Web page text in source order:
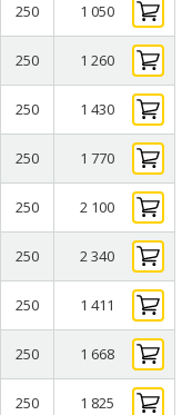
250 1 050
250 1 260
250 1 430
250 1 770
250 2 100
250 2 340
250 1 411
250 1 668
250 1 825